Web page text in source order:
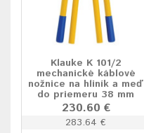
Klauke K 101/2
mechanické káblové
nožnice na hliník a meď
do priemeru 38 mm
230.60 €
283.64 €